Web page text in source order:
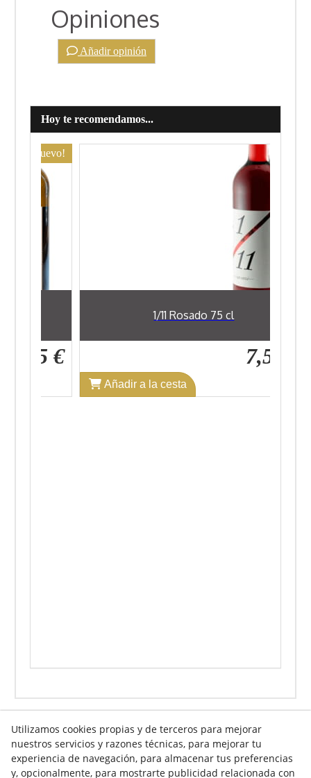
Opiniones
Añadir opinión
Hoy te recomendamos...
1/11 Rosado 75 cl
Añadir a la cesta
Info venta online
Utilizamos cookies propias y de terceros para mejorar
nuestros servicios y razones técnicas, para mejorar tu
experiencia de navegación, para almacenar tus preferencias
y, opcionalmente, para mostrarte publicidad relacionada con